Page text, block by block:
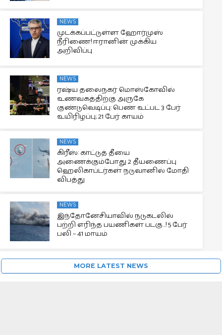
NEWS
முடக்கப்பட்டுள்ள ஹோர்முஸ்
நீரிணை! ஈரானின் முக்கிய
அறிவிப்பு
NEWS
ரஷ்ய தலைநகர் மொஸ்கோவில்
உணவகத்திற்கு அருகே
குண்டுவெடிப்பு: பெண் உட்பட 3 பேர்
உயிரிழப்பு; 21 பேர் காயம்
NEWS
கிரீஸ்: காட்டுத் தீயை
அணைக்கும்போது 2 தீயணைப்பு
ஹெலிகாப்டர்கள் நடுவானில் மோதி
விபத்து
NEWS
இந்தோனேசியாவில் நடுகடலில்
பற்றி எரிந்த பயணிகள் படகு…! 5 பேர்
பலி – 41 மாயம்
MORE LATEST NEWS